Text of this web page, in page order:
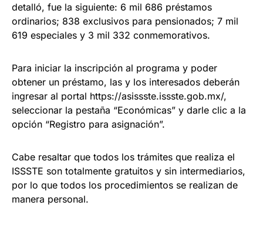
detalló, fue la siguiente: 6 mil 686 préstamos
ordinarios; 838 exclusivos para pensionados; 7 mil
619 especiales y 3 mil 332 conmemorativos.
Para iniciar la inscripción al programa y poder
obtener un préstamo, las y los interesados deberán
ingresar al portal https://asissste.issste.gob.mx/,
seleccionar la pestaña “Económicas” y darle clic a la
opción “Registro para asignación”.
Cabe resaltar que todos los trámites que realiza el
ISSSTE son totalmente gratuitos y sin intermediarios,
por lo que todos los procedimientos se realizan de
manera personal.